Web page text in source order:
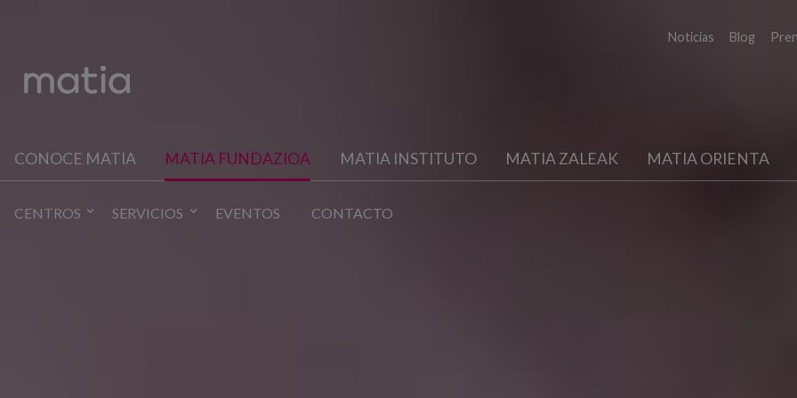
Noticias Blog
CONOCE MATIA MATIA FUNDAZIOA MATIA INSTITUTO MATIA ZALEAK MATIA ORIENTA
CENTROS SERVICIOS EVENTOS CONTACTO